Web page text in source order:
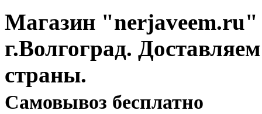
Магазин "nerjaveem.ru"
г.Волгоград.
страны.
Cамовывоз бесплатно